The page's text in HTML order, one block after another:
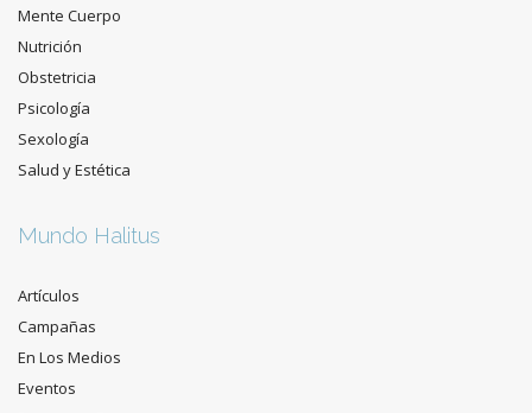
Mente Cuerpo
Nutrición
Obstetricia
Psicología
Sexología
Salud y Estética
Mundo Halitus
Artículos
Campañas
En Los Medios
Eventos